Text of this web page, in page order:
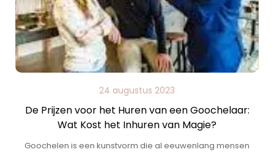
24 augustus 2023
De Prijzen voor het Huren van een Goochelaar:
Wat Kost het Inhuren van Magie?
Goochelen is een kunstvorm die al eeuwenlang mensen